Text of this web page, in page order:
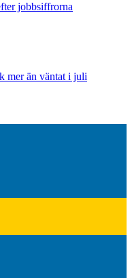
jobbsiffrorna
mer än väntat i juli